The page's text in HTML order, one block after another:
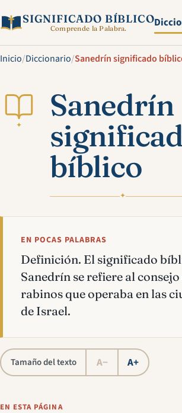
SIGNIFICADO BÍBLICO
Comprende la Palabra.
Inicio/Diccionario/Sanedrín significado
✦
Sanedrín
bíblico
✦
EN POCAS PALABRAS
Definición. El significado
Sanedrín se refiere al consejo
rabinos que operaba en las
de Israel.
Tamaño del texto A− A+
EN ESTA PÁGINA